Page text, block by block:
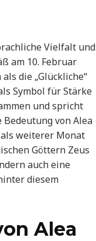
Vielfalt und
am 10. Februar
die „Glückliche“
Symbol für Stärke
und spricht
von Alea
weiterer Monat
Göttern Zeus
auch eine
diesem
Alea